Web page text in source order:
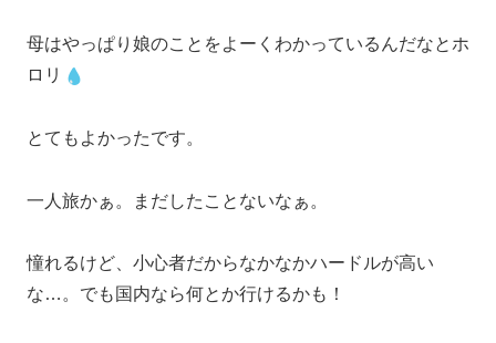
母はやっぱり娘のことをよーくわかっているんだなとホ
ロリ
とてもよかったです。
一人旅かぁ。まだしたことないなぁ。
憧れるけど、小心者だからなかなかハードルが高い
な…。でも国内なら何とか行けるかも！